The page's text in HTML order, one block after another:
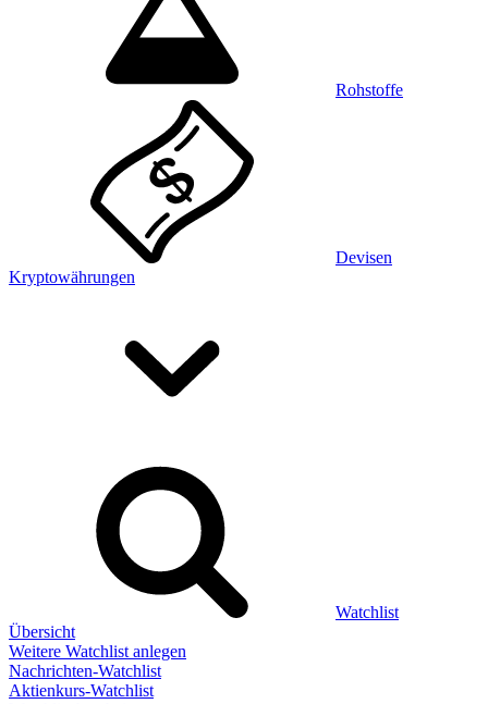
Rohstoffe
Devisen
Kryptowährungen
Watchlist
Übersicht
Weitere Watchlist anlegen
Nachrichten-Watchlist
Aktienkurs-Watchlist